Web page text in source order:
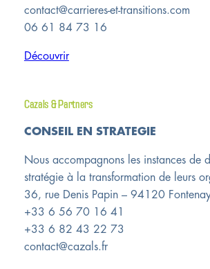
contact@carrieres-et-transitions.com
06 61 84 73 16
Découvrir
Cazals & Partners
CONSEIL EN STRATEGIE
Nous accompagnons les instances de
stratégie à la transformation de leurs
36, rue Denis Papin – 94120
+33 6 56 70 16 41
+33 6 82 43 22 73
contact@cazals.fr